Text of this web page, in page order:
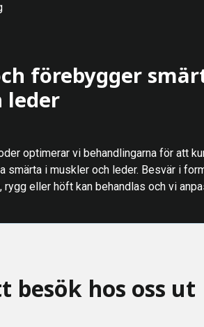
förebygger
leder
optimerar vi behandlingarna för att
smärta i muskler och leder. Besvär i
rygg eller höft kan behandlas och vi
besök hos oss ut